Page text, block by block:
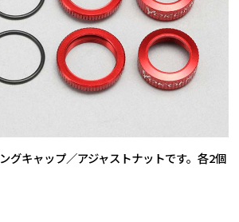
グキャップ／アジャストナットです。各2個